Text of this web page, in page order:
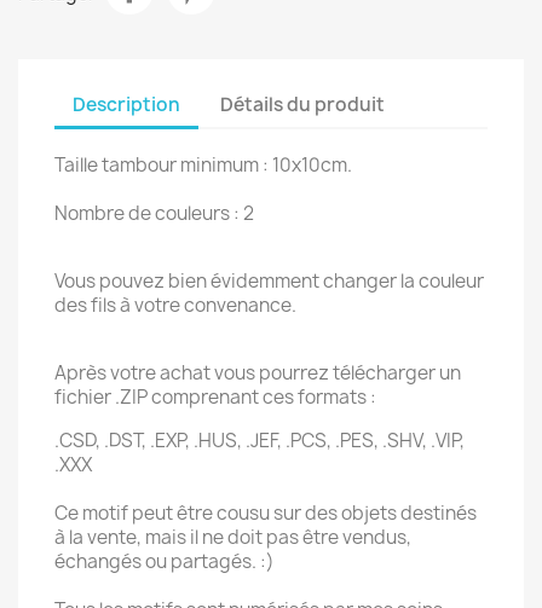
Description Détails du produit
Taille tambour minimum : 10x10cm.
Nombre de couleurs : 2
Vous pouvez bien évidemment changer la couleur
des fils à votre convenance.
Après votre achat vous pourrez télécharger un
fichier .ZIP comprenant ces formats :
.CSD, .DST, .EXP, .HUS, .JEF, .PCS, .PES, .SHV, .VIP,
.XXX
Ce motif peut être cousu sur des objets destinés
à la vente, mais il ne doit pas être vendus,
échangés ou partagés. :)